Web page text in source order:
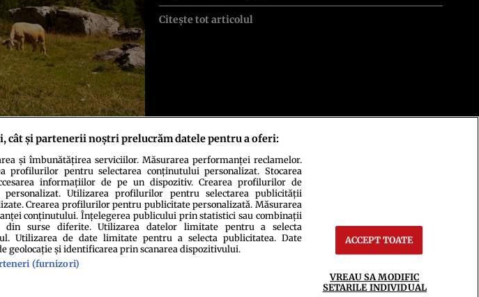
Citește tot articolul
şi condiţiiEchipa redacțională
cât și partenerii noștri prelucrăm datele pentru a oferi:
și îmbunătățirea serviciilor. Măsurarea performanței reclamelor.
profilurilor pentru selectarea conținutului personalizat. Stocarea
informațiilor de pe un dispozitiv. Crearea profilurilor de
personalizat. Utilizarea profilurilor pentru selectarea publicității
Crearea profilurilor pentru publicitate personalizată. Măsurarea
conținutului. Înțelegerea publicului prin statistici sau combinații
din surse diferite. Utilizarea datelor limitate pentru a selecta
Utilizarea de date limitate pentru a selecta publicitatea. Date
geolocație și identificarea prin scanarea dispozitivului.
(furnizori)
ACCEPT TOATE
VREAU SA MODIFIC
SETARILE INDIVIDUAL